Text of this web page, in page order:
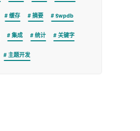
缓存 摘要 $wpdb
集成 统计 关键字
主题开发